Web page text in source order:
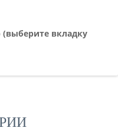
вкладку